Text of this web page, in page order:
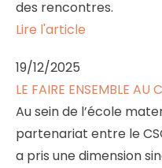
des rencontres.
Lire l'article
19/12/2025
LE FAIRE ENSEMBLE AU
Au sein de l’école
partenariat entre le
a pris une dimension